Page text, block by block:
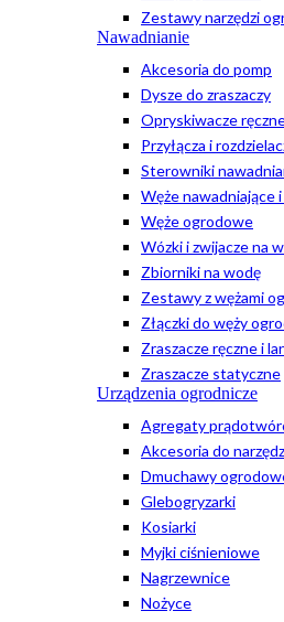
Zestawy narzędzi
Nawadnianie
Akcesoria do pomp
Dysze do zraszaczy
Opryskiwacze
Przyłącza i
Sterowniki
Węże nawadniające
Węże ogrodowe
Wózki i zwijacze na
Zbiorniki na wodę
Zestawy z wężami
Złączki do węży
Zraszacze ręczne i
Zraszacze statyczne
Urządzenia ogrodnicze
Agregaty
Akcesoria do
Dmuchawy
Glebogryzarki
Kosiarki
Myjki ciśnieniowe
Nagrzewnice
Nożyce